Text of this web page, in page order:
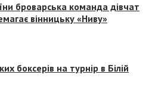
броварська команда дівчат
вінницьку «Ниву»
боксерів на турнір в Білій